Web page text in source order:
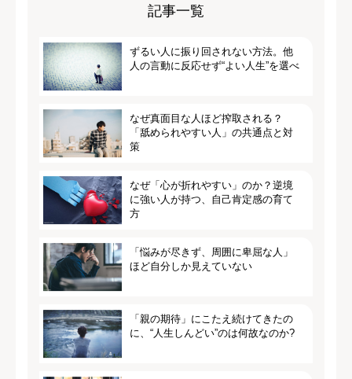
記事一覧
ずるい人に振り回されない方法。他
人の言動に反応せず“よい人生”を選べ
なぜ真面目な人ほど搾取される？
「舐められやすい人」の共通点と対
策
なぜ「心が折れやすい」のか？逆境
に強い人が持つ、自己肯定感の育て
方
「悩みが尽きず、周囲に卑屈な人」
ほど自分しか見えていない
「親の期待」にこたえ続けてきたの
に、“人生しんどい”のは何故なのか?